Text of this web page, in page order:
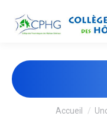
Vous êtes ici
Accueil